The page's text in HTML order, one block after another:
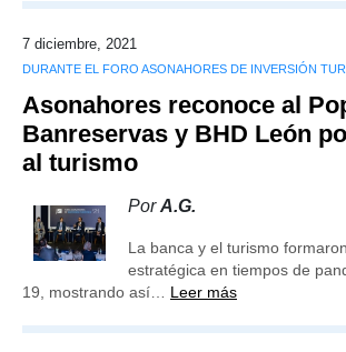
7 diciembre, 2021
DURANTE EL FORO ASONAHORES DE INVERSIÓN
Asonahores reconoce al
Banreservas y BHD León
al turismo
PorA.G.
La banca y el turismo
estratégica en tiempos de
19, mostrando así… Leer más